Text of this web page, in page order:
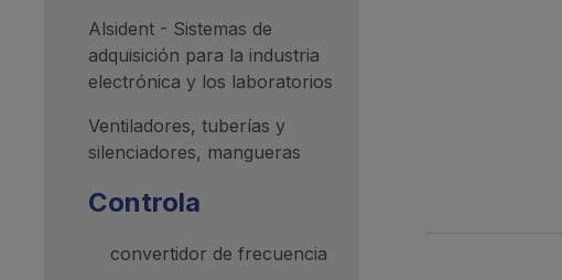
Alsident - Sistemas de
adquisición para la industria
electrónica y los laboratorios
Ventiladores, tuberías y
silenciadores, mangueras
Controla
convertidor de frecuencia